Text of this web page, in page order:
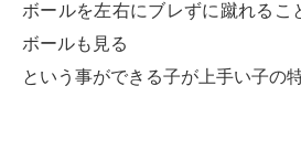
ボールを左右にブレずに蹴れるこ
ボールも見る
という事ができる子が上手い子の